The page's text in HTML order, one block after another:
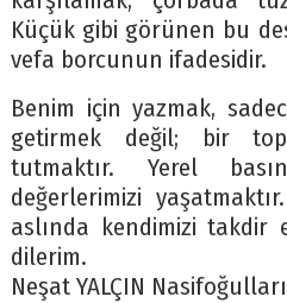
Küçük gibi görünen bu
vefa borcunun ifadesidir.
Benim için yazmak,
getirmek değil; bir
tutmaktır. Yerel
değerlerimizi
aslında kendimizi
dilerim.
Neşat YALÇIN